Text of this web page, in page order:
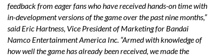
feedback from eager fans who have received hands-on time with
in-development versions of the game over the past nine months,”
said Eric Hartness, Vice President of Marketing for Bandai
Namco Entertainment America Inc. “Armed with knowledge of
how well the game has already been received, we made the